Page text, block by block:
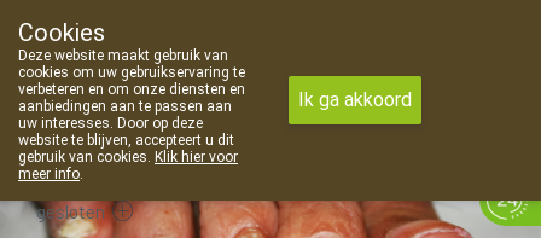
09 373 94 03
gesloten
Cookies
Deze website maakt gebruik van
cookies om uw gebruikservaring te
verbeteren en om onze diensten en
aanbiedingen aan te passen aan
uw interesses. Door op deze
website te blijven, accepteert u dit
gebruik van cookies. Klik hier voor
meer info.
Ik ga akkoord